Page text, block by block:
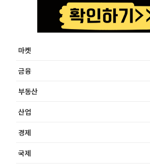
마켓
금융
부동산
산업
경제
국제